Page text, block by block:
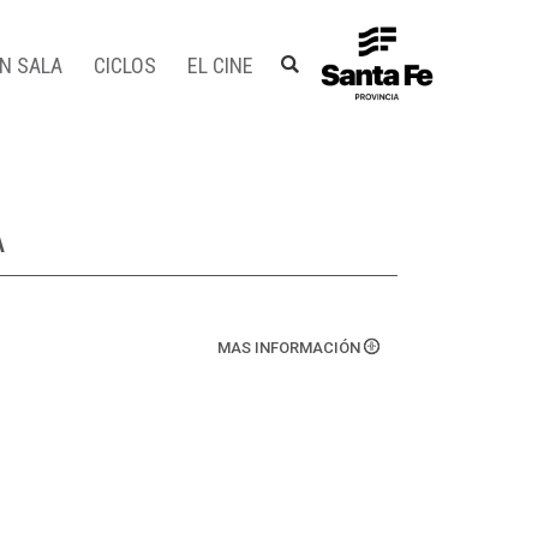
SALA CICLOS EL CINE
MAS INFORMACIÓN